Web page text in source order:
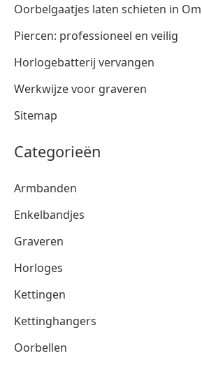
Oorbelgaatjes laten schieten in
Piercen: professioneel en veilig
Horlogebatterij vervangen
Werkwijze voor graveren
Sitemap
Categorieën
Armbanden
Enkelbandjes
Graveren
Horloges
Kettingen
Kettinghangers
Oorbellen